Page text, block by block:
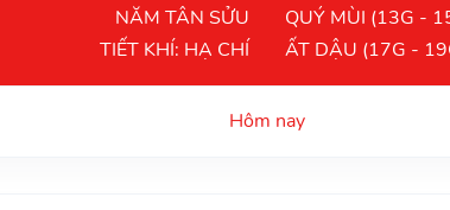
NĂM TÂN SỬU
TIẾT KHÍ: HẠ CHÍ
QUÝ MÙI (13G -
ẤT DẬU (17G -
Hôm nay